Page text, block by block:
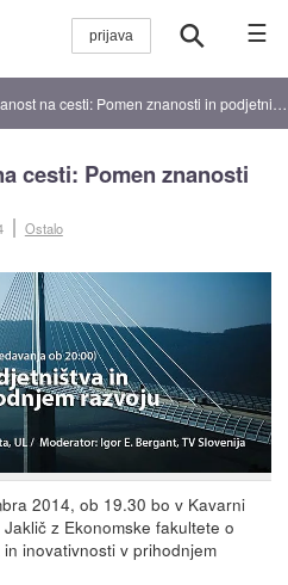
☰
na cesti: Pomen znanosti in podjetništva
cesti: Pomen znanosti
Ostalo
2014, ob 19.30 bo v Kavarni
z Ekonomske fakultete o
inovativnosti v prihodnjem